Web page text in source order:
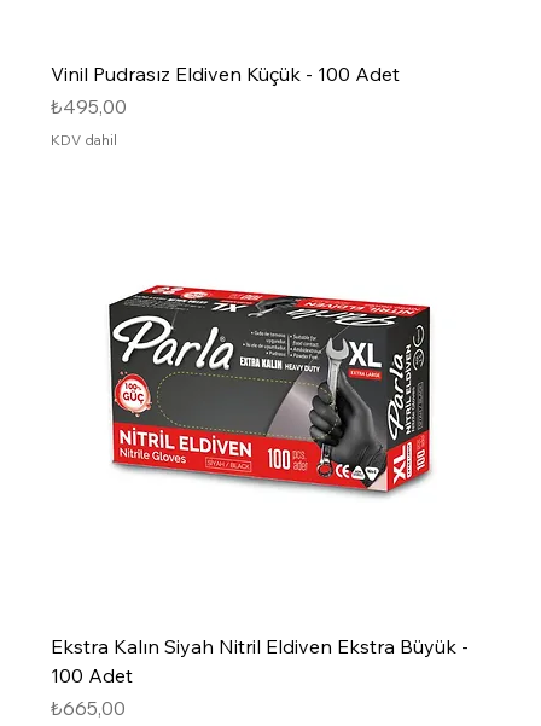
Vinil Pudrasız Eldiven Küçük - 100 Adet
Fiyat
₺495,00
KDV dahil
Ekstra Kalın Siyah Nitril Eldiven Ekstra Büyük -
100 Adet
Fiyat
₺665,00